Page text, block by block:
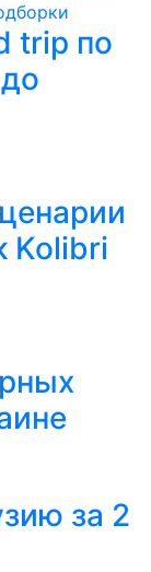
trip по
Kolibri
за 2